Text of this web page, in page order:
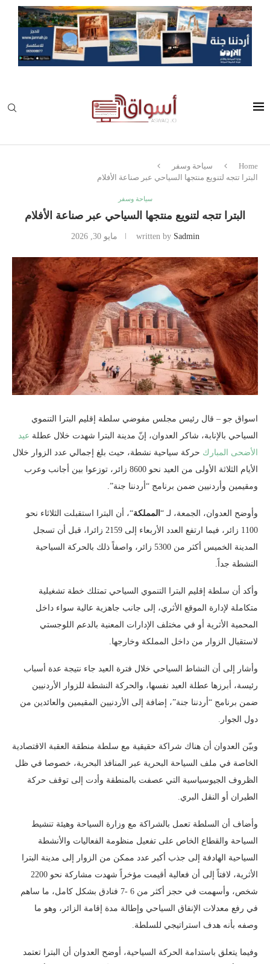
Home
سياحة وسفر
البترا تتجه لتنويع منتجها السياحي عبر صناعة الأفلام
سياحة وسفر
البترا تتجه لتنويع منتجها السياحي عبر صناعة الأفلام
written by Sadmin مايو 30, 2026
اسواق جو – قال رئيس مجلس مفوضي سلطة إقليم البترا التنموي
السياحي بالإنابة، شاكر العدوان، إنّ مدينة البترا شهدت خلال عطلة عيد
الأضحى المبارك حركة سياحية نشطة، حيث بلغ إجمالي عدد الزوار خلال
الأيام الثلاثة الأولى من العيد نحو 8600 زائر، توزعوا بين أجانب وعرب
ومقيمين وأردنيين ضمن برنامج “أردننا جنة”.
وأوضح العدوان، الجمعة، لـ “ المملكة“، أن البترا استقبلت الثلاثاء نحو
1100 زائر، فيما ارتفع العدد الأربعاء إلى 2159 زائرا، قبل أن تسجل
المدينة الخميس أكثر من 5300 زائر، واصفاً ذلك بالحركة السياحية
النشطة جداً.
وأكد أن سلطة إقليم البترا التنموي السياحي تمتلك خطة تشغيلية
متكاملة لإدارة الموقع الأثري، إلى جانب جاهزية عالية سواء داخل
المحمية الأثرية أو في مختلف الإدارات المعنية بالدعم اللوجستي
لاستقبال الزوار من داخل المملكة وخارجها.
وأشار إلى أن النشاط السياحي خلال فترة العيد جاء نتيجة عدة أسباب
رئيسة، أبرزها عطلة العيد نفسها، والحركة النشطة للزوار الأردنيين
ضمن برنامج “أردننا جنة”، إضافة إلى الأردنيين المقيمين والعائدين من
دول الجوار.
وبيّن العدوان أن هناك شراكة حقيقية مع سلطة منطقة العقبة الاقتصادية
الخاصة في ملف السياحة البحرية عبر المنافذ البحرية، خصوصا في ظل
الظروف الجيوسياسية التي عصفت بالمنطقة وأدت إلى توقف حركة
الطيران أو النقل البري.
وأضاف أن السلطة تعمل بالشراكة مع وزارة السياحة وهيئة تنشيط
السياحة والقطاع الخاص على تفعيل منظومة الفعاليات والأنشطة
السياحية الهادفة إلى جذب أكبر عدد ممكن من الزوار إلى مدينة البترا
الأثرية، لافتاً إلى أن فعالية أقيمت مؤخراً شهدت مشاركة نحو 2200
شخص، وأسهمت في حجز أكثر من 6 -7 فنادق بشكل كامل، ما ساهم
في رفع معدلات الإنفاق السياحي وإطالة مدة إقامة الزائر، وهو ما
وصفه بأنه هدف استراتيجي للسلطة.
وفيما يتعلق باستدامة الحركة السياحية، أوضح العدوان أن البترا تعتمد